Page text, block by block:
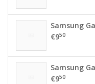
Samsung
€950
Samsung
€950